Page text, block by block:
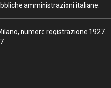
amministrazioni italiane.
numero registrazione 1927.